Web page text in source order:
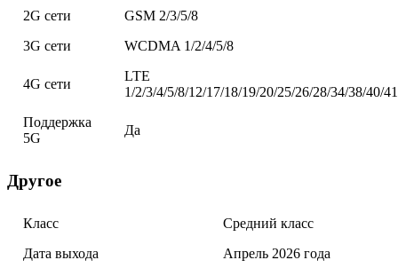
2G сети
GSM 2/3/5/8
3G сети
WCDMA 1/2/4/5/8
4G сети
LTE
1/2/3/4/5/8/12/17/18/19/20/25/26/28/34/38/40/
Поддержка
5G
Да
Другое
Класс
Средний класс
Дата выхода
Апрель 2026 года